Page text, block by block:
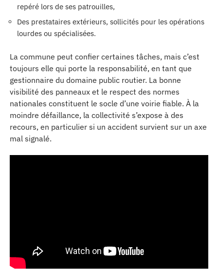
repéré lors de ses patrouilles,
Des prestataires extérieurs, sollicités pour les opérations
lourdes ou spécialisées.
La commune peut confier certaines tâches, mais c’est
toujours elle qui porte la responsabilité, en tant que
gestionnaire du domaine public routier. La bonne
visibilité des panneaux et le respect des normes
nationales constituent le socle d’une voirie fiable. À la
moindre défaillance, la collectivité s’expose à des
recours, en particulier si un accident survient sur un axe
mal signalé.